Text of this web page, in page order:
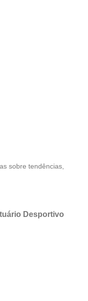
sobre tendências,
Desportivo